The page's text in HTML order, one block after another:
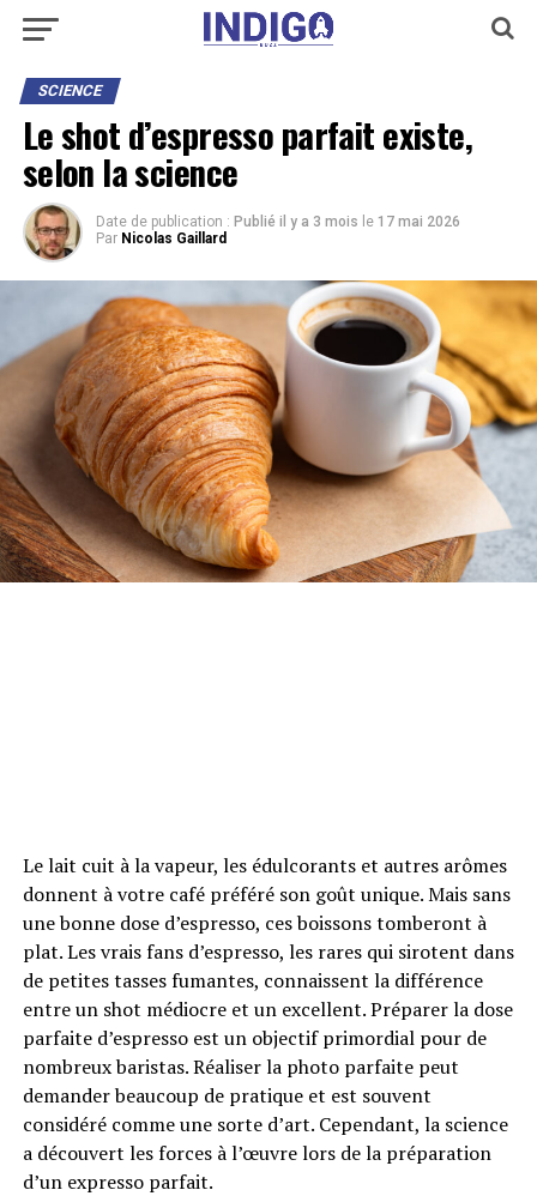
SCIENCE
Le shot d’espresso parfait existe,
selon la science
Date de publication : Publié il y a 3 mois le 17 mai 2026
Par Nicolas Gaillard
Le lait cuit à la vapeur, les édulcorants et autres arômes
donnent à votre café préféré son goût unique. Mais sans
une bonne dose d’espresso, ces boissons tomberont à
plat. Les vrais fans d’espresso, les rares qui sirotent dans
de petites tasses fumantes, connaissent la différence
entre un shot médiocre et un excellent. Préparer la dose
parfaite d’espresso est un objectif primordial pour de
nombreux baristas. Réaliser la photo parfaite peut
demander beaucoup de pratique et est souvent
considéré comme une sorte d’art. Cependant, la science
a découvert les forces à l’œuvre lors de la préparation
d’un expresso parfait.